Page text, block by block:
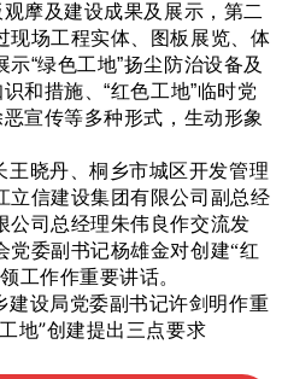
摩及建设成果及展示，第二
现场工程实体、图板展览、体
“绿色工地”扬尘防治设备及
和措施、“红色工地”临时党
宣传等多种形式，生动形象
王晓丹、桐乡市城区开发管理
立信建设集团有限公司副总经
公司总经理朱伟良作交流发
党委副书记杨雄金对创建“红
工作作重要讲话。
建设局党委副书记许剑明作重
地”创建提出三点要求